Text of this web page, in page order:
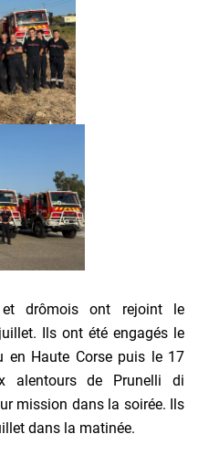
et drômois ont rejoint le
Ils ont été engagés le
Haute Corse puis le 17
alentours de Prunelli di
mission dans la soirée. Ils
dans la matinée.